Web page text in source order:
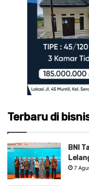
Terbaru di
BNI
7